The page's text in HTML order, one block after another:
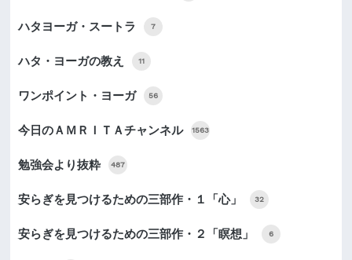
ハタヨーガ・スートラ 7
ハタ・ヨーガの教え 11
ワンポイント・ヨーガ 56
今日のＡＭＲＩＴＡチャンネル 1563
勉強会より抜粋 487
安らぎを見つけるための三部作・１「心」 32
安らぎを見つけるための三部作・２「瞑想」 6